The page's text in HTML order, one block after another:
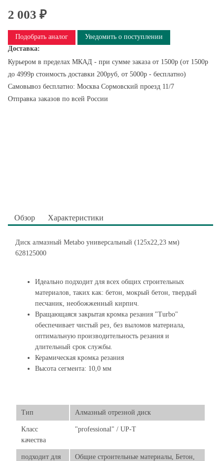
2 003 ₽
Подобрать аналог
Уведомить о поступлении
Доставка:
Курьером в пределах МКАД - при сумме заказа от 1500р (от 1500р
до 4999р стоимость доставки 200руб, от 5000р - бесплатно)
Самовывоз бесплатно: Москва Сормовский проезд 11/7
Отправка заказов по всей России
Обзор Характеристики
Диск алмазный Metabo универсальный (125x22,23 мм)
628125000
Идеально подходит для всех общих строительных
материалов, таких как: бетон, мокрый бетон, твердый
песчаник, необожженный кирпич.
Вращающаяся закрытая кромка резания "Turbo"
обеспечивает чистый рез, без выломов материала,
оптимальную производительность резания и
длительный срок службы.
Керамическая кромка резания
Высота сегмента: 10,0 мм
Тип Алмазный отрезной диск
Класс
качества
"professional" / UP-T
подходит для
Общие строительные материалы, Бетон,